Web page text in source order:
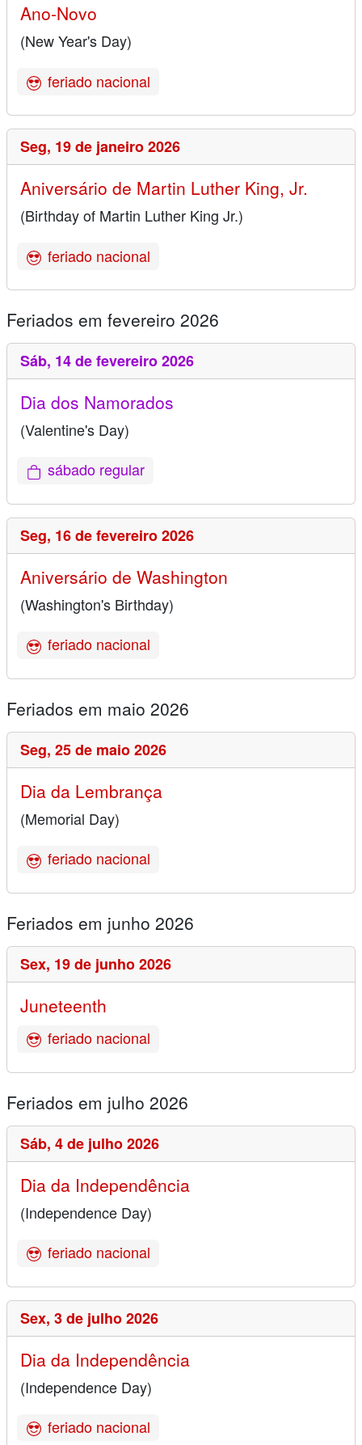
Ano-Novo
(New Year's Day)
feriado nacional
Seg, 19 de janeiro 2026
Aniversário de Martin Luther King, Jr.
(Birthday of Martin Luther King Jr.)
feriado nacional
Feriados em fevereiro 2026
Sáb, 14 de fevereiro 2026
Dia dos Namorados
(Valentine's Day)
sábado regular
Seg, 16 de fevereiro 2026
Aniversário de Washington
(Washington's Birthday)
feriado nacional
Feriados em maio 2026
Seg, 25 de maio 2026
Dia da Lembrança
(Memorial Day)
feriado nacional
Feriados em junho 2026
Sex, 19 de junho 2026
Juneteenth
feriado nacional
Feriados em julho 2026
Sáb, 4 de julho 2026
Dia da Independência
(Independence Day)
feriado nacional
Sex, 3 de julho 2026
Dia da Independência
(Independence Day)
feriado nacional